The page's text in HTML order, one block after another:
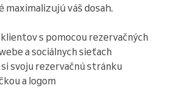
váš dosah.
s pomocou rezervačných
a sociálnych sieťach
svoju rezervačnú stránku
a logom